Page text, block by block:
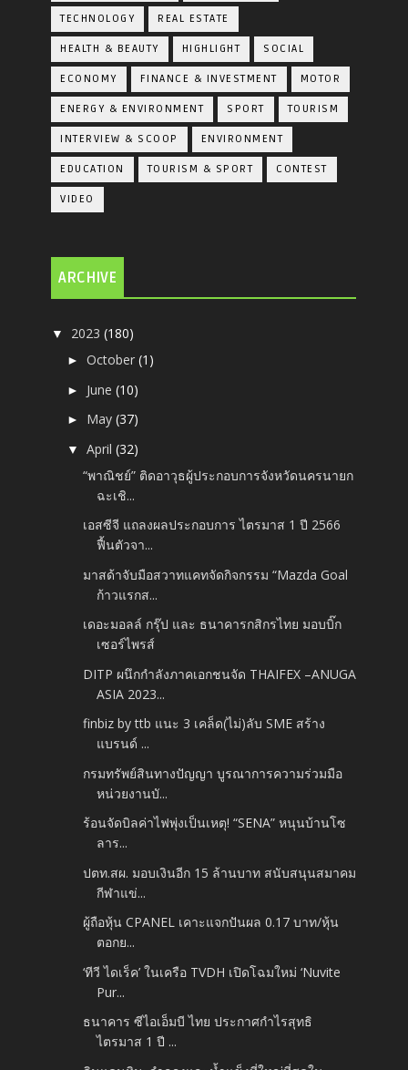
TECHNOLOGY REAL ESTATE
HEALTH & BEAUTY HIGHLIGHT SOCIAL
ECONOMY FINANCE & INVESTMENT MOTOR
ENERGY & ENVIRONMENT SPORT TOURISM
INTERVIEW & SCOOP ENVIRONMENT
EDUCATION TOURISM & SPORT CONTEST
VIDEO
ARCHIVE
▼ 2023(180)
►October(1)
► June(10)
► May(37)
▼April(32)
“พาณิชย์” ติดอาวุธผู้ประกอบการจังหวัดนครนายก
ฉะเชิ...
เอสซีจี แถลงผลประกอบการ ไตรมาส 1 ปี 2566
ฟื้นตัวจา...
มาสด้าจับมือสวาทแคทจัดกิจกรรม “Mazda Goal
ก้าวแรกส...
เดอะมอลล์ กรุ๊ป และ ธนาคารกสิกรไทย มอบบิ๊ก
เซอร์ไพรส์
DITP ผนึกกำลังภาคเอกชนจัด THAIFEX –ANUGA
ASIA 2023...
finbiz by ttb แนะ 3 เคล็ด(ไม่)ลับ SME สร้าง
แบรนด์ ...
กรมทรัพย์สินทางปัญญา บูรณาการความร่วมมือ
หน่วยงานบั...
ร้อนจัดบิลค่าไฟพุ่งเป็นเหตุ! “SENA” หนุนบ้านโซ
ลาร...
ปตท.สผ. มอบเงินอีก 15 ล้านบาท สนับสนุนสมาคม
กีฬาแข่...
ผู้ถือหุ้น CPANEL เคาะแจกปันผล 0.17 บาท/หุ้น
ตอกย...
‘ทีวี ไดเร็ค’ ในเครือ TVDH เปิดโฉมใหม่ ‘Nuvite
Pur...
ธนาคาร ซีไอเอ็มบี ไทย ประกาศกำไรสุทธิ
ไตรมาส 1 ปี ...